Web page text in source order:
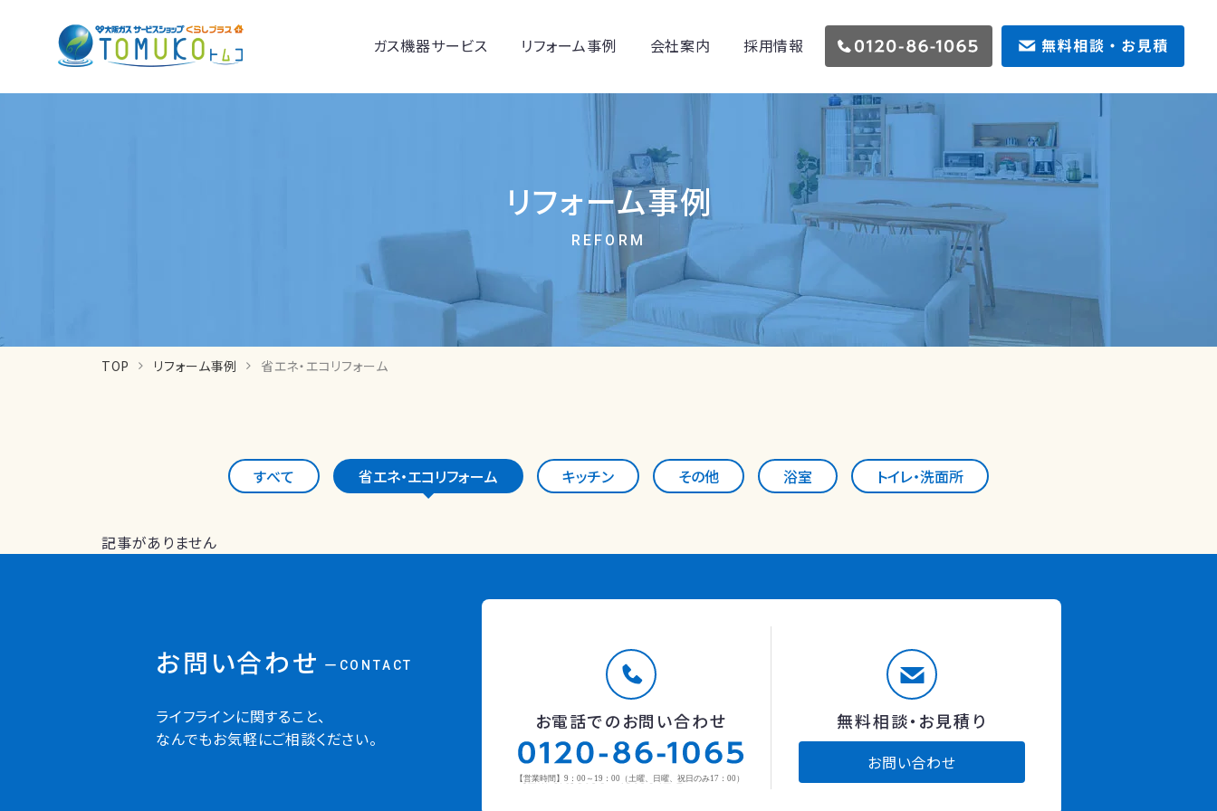
ガス機器サービス リフォーム事例 会社案内 採用情報
リフォーム事例
REFORM
TOP リフォーム事例 省エネ・エコリフォーム
すべて 省エネ・エコリフォーム キッチン その他 浴室 トイレ・洗面所
記事がありません
お問い合わせ ーCONTACT
ライフラインに関すること、
なんでもお気軽にご相談ください。
お電話でのお問い合わせ 無料相談・お見積り
お問い合わせ